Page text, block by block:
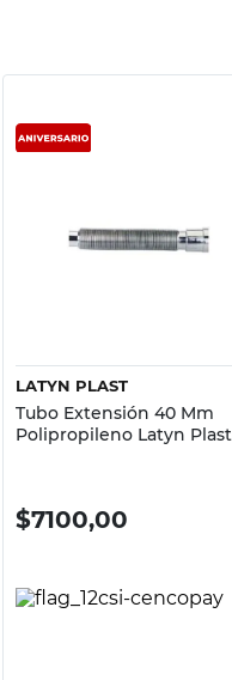
LATYN PLAST
Tubo Extensión 40 Mm
Polipropileno Latyn Plast
$7100,00